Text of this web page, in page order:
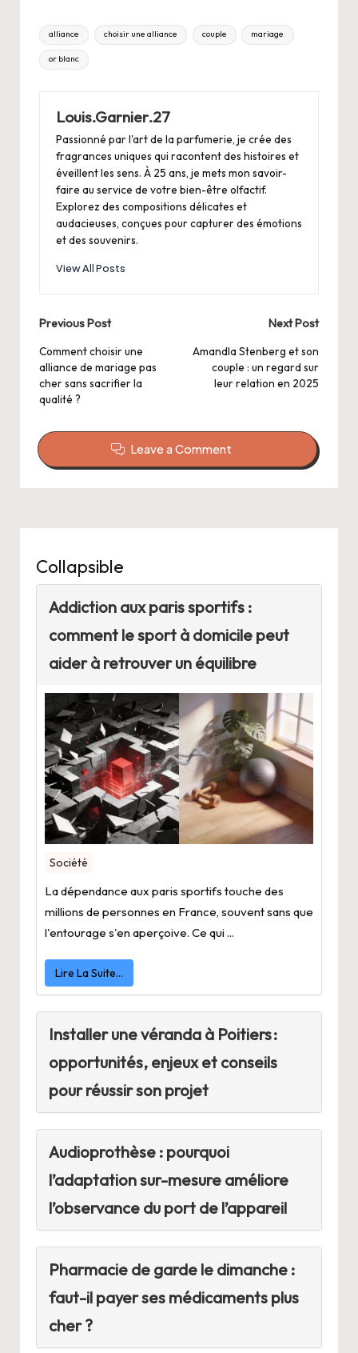
Tags:
alliance choisir une alliance couple mariage
or blanc
Louis.Garnier.27
Passionné par l'art de la parfumerie, je crée des
fragrances uniques qui racontent des histoires et
éveillent les sens. À 25 ans, je mets mon savoir-
faire au service de votre bien-être olfactif.
Explorez des compositions délicates et
audacieuses, conçues pour capturer des émotions
et des souvenirs.
View All Posts
Post
navigation
Previous Post
Comment choisir une
alliance de mariage pas
cher sans sacrifier la
qualité ?
Next Post
Amandla Stenberg et son
couple : un regard sur
leur relation en 2025
Leave a Comment
Collapsible
Addiction aux paris sportifs :
comment le sport à domicile peut
aider à retrouver un équilibre
Société
La dépendance aux paris sportifs touche des
millions de personnes en France, souvent sans que
l'entourage s'en aperçoive. Ce qui ...
Lire La Suite…
Installer une véranda à Poitiers :
opportunités, enjeux et conseils
pour réussir son projet
Audioprothèse : pourquoi
l’adaptation sur-mesure améliore
l’observance du port de l’appareil
Pharmacie de garde le dimanche :
faut-il payer ses médicaments plus
cher ?